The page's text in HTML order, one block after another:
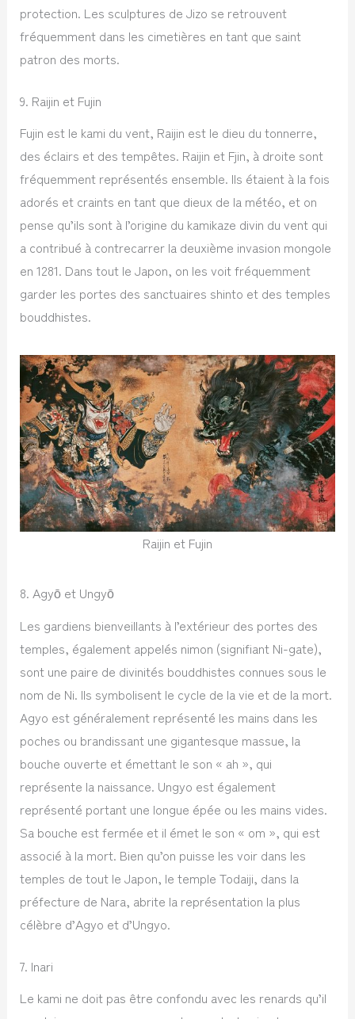
protection. Les sculptures de Jizo se retrouvent
fréquemment dans les cimetières en tant que saint
patron des morts.
9. Raijin et Fujin
Fujin est le kami du vent, Raijin est le dieu du tonnerre,
des éclairs et des tempêtes. Raijin et Fjin, à droite sont
fréquemment représentés ensemble. Ils étaient à la fois
adorés et craints en tant que dieux de la météo, et on
pense qu’ils sont à l’origine du kamikaze divin du vent qui
a contribué à contrecarrer la deuxième invasion mongole
en 1281. Dans tout le Japon, on les voit fréquemment
garder les portes des sanctuaires shinto et des temples
bouddhistes.
Raijin et Fujin
8. Agyō et Ungyō
Les gardiens bienveillants à l’extérieur des portes des
temples, également appelés nimon (signifiant Ni-gate),
sont une paire de divinités bouddhistes connues sous le
nom de Ni. Ils symbolisent le cycle de la vie et de la mort.
Agyo est généralement représenté les mains dans les
poches ou brandissant une gigantesque massue, la
bouche ouverte et émettant le son « ah », qui
représente la naissance. Ungyo est également
représenté portant une longue épée ou les mains vides.
Sa bouche est fermée et il émet le son « om », qui est
associé à la mort. Bien qu’on puisse les voir dans les
temples de tout le Japon, le temple Todaiji, dans la
préfecture de Nara, abrite la représentation la plus
célèbre d’Agyo et d’Ungyo.
7. Inari
Le kami ne doit pas être confondu avec les renards qu’il